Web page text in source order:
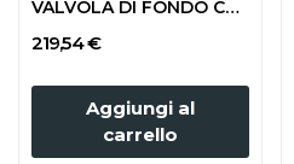
VALVOLA DI FONDO CON GIUNTO SFERICO MASCHIO d....
219,54 €
Aggiungi al
carrello